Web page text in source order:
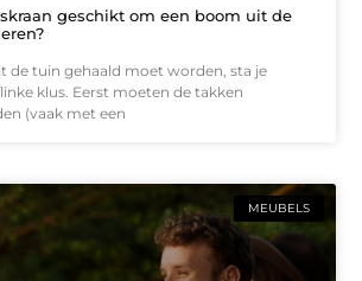
geschikt om een boom uit de
de tuin gehaald moet worden, sta je
klus. Eerst moeten de takken
(vaak met een
MEUBELS